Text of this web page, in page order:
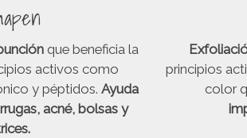
que beneficia la
activos como
y péptidos. Ayuda
acné, bolsas y
principios
color